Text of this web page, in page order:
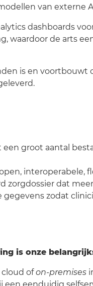
van externe
dashboards
waardoor de arts
is en
groot aantal
zorgdossier dat
zodat
is onze
cloud ofon-premises